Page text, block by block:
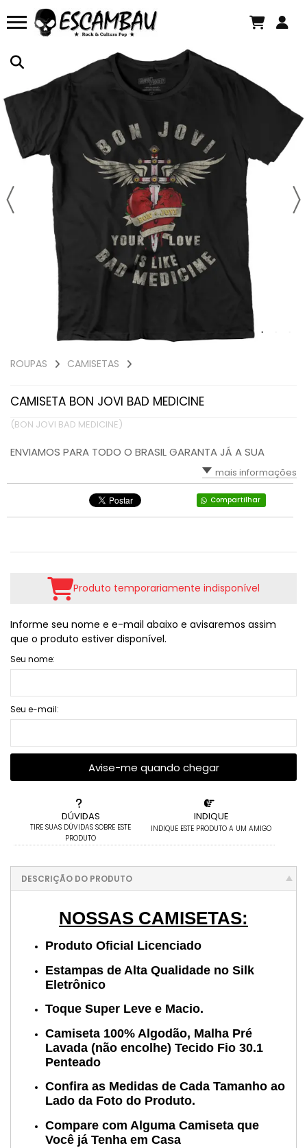
ROUPAS CAMISETAS
CAMISETA BON JOVI BAD MEDICINE
(BON JOVI BAD MEDICINE)
ENVIAMOS PARA TODO O BRASIL GARANTA JÁ A SUA
mais informações
Compartilhar
DÚVIDAS
TIRE SUAS DÚVIDAS SOBRE ESTE
PRODUTO
INDIQUE
INDIQUE ESTE PRODUTO A UM AMIGO
Produto temporariamente indisponível
Informe seu nome e e-mail abaixo e avisaremos assim
que o produto estiver disponível.
Seu nome:
Seu e-mail:
Avise-me quando chegar
DESCRIÇÃO DO PRODUTO
NOSSAS CAMISETAS:
Produto Oficial Licenciado
Estampas de Alta Qualidade no Silk
Eletrônico
Toque Super Leve e Macio.
Camiseta 100% Algodão, Malha Pré
Lavada (não encolhe) Tecido Fio 30.1
Penteado
Confira as Medidas de Cada Tamanho ao
Lado da Foto do Produto.
Compare com Alguma Camiseta que
Você já Tenha em Casa